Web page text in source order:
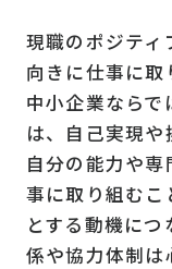
現職のポジティ
向きに仕事に取
中小企業なら
は、自己実現や
自分の能力や
事に取り組むこ
とする動機に
係や協力体制は